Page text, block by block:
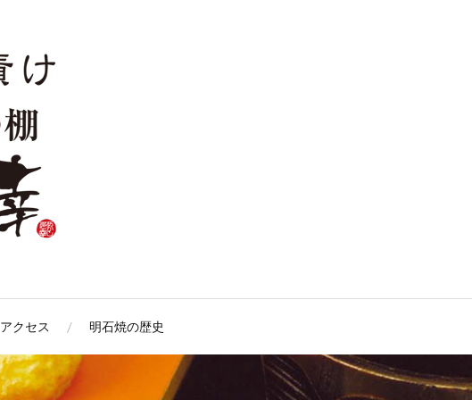
アクセス 明石焼の歴史